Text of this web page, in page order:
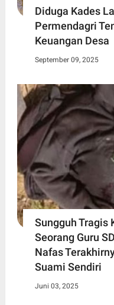
Diduga Kades
Permendagri
Keuangan Desa
September 09, 2025
Sungguh Tragis
Seorang Guru
Nafas
Suami Sendiri
Juni 03, 2025